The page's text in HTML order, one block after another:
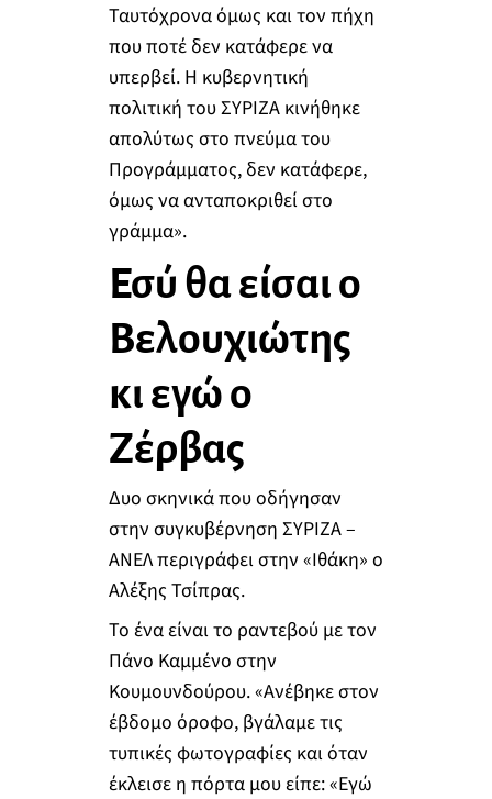
Ταυτόχρονα όμως και τον πήχη
που ποτέ δεν κατάφερε να
υπερβεί. Η κυβερνητική
πολιτική του ΣΥΡΙΖΑ κινήθηκε
απολύτως στο πνεύμα του
Προγράμματος, δεν κατάφερε,
όμως να ανταποκριθεί στο
γράμμα».
Εσύ θα είσαι ο
Βελουχιώτης
κι εγώ ο
Ζέρβας
Δυο σκηνικά που οδήγησαν
στην συγκυβέρνηση ΣΥΡΙΖΑ –
ΑΝΕΛ περιγράφει στην «Ιθάκη» ο
Αλέξης Τσίπρας.
Το ένα είναι το ραντεβού με τον
Πάνο Καμμένο στην
Κουμουνδούρου. «Ανέβηκε στον
έβδομο όροφο, βγάλαμε τις
τυπικές φωτογραφίες και όταν
έκλεισε η πόρτα μου είπε: «Εγώ